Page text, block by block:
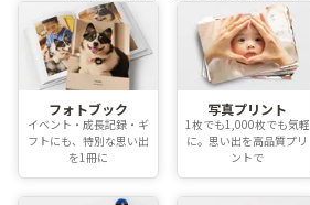
フォトブック
イベント・成長記録・ギ
フトにも、特別な思い出
を1冊に
写真プリント
1枚でも1,000枚でも気軽
に。思い出を高品質プリ
ントで